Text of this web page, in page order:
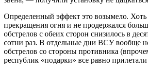
Определенный эффект это возымело.
прекращения огня и не продержался
обстрелов с обеих сторон снизилось в
сотни раз. В отдельные дни ВСУ вообще
обстрелов со стороны противника
республик «подарки» все равно прилетали